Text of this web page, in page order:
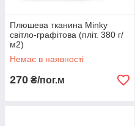
Плюшева тканина Minky
світло-графітова (пліт. 380 г/
м2)
Немає в наявності
270 ₴/пог.м